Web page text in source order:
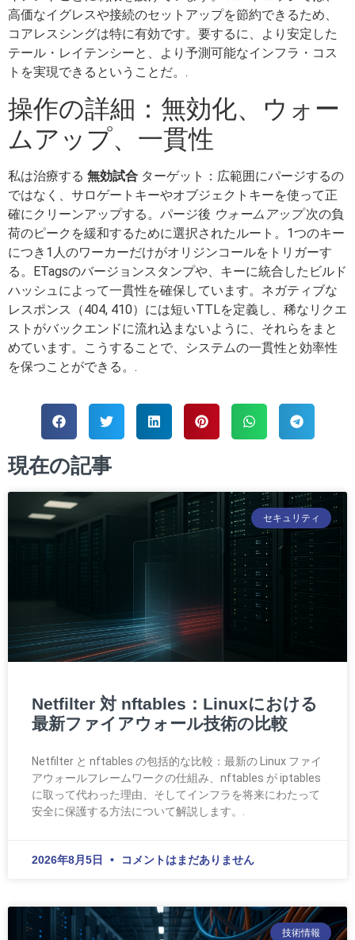
高価なイグレスや接続のセットアップを節約できるため、
コアレスシングは特に有効です。要するに、より安定した
テール・レイテンシーと、より予測可能なインフラ・コス
トを実現できるということだ。.
操作の詳細：無効化、ウォー
ムアップ、一貫性
私は治療する 無効試合 ターゲット：広範囲にパージするの
ではなく、サロゲートキーやオブジェクトキーを使って正
確にクリーンアップする。パージ後 ウォームアップ次の負
荷のピークを緩和するために選択されたルート。1つのキー
につき1人のワーカーだけがオリジンコールをトリガーす
る。ETagsのバージョンスタンプや、キーに統合したビルド
ハッシュによって一貫性を確保しています。ネガティブな
レスポンス（404, 410）には短いTTLを定義し、稀なリクエ
ストがバックエンドに流れ込まないように、それらをまと
めています。こうすることで、システムの一貫性と効率性
を保つことができる。.
現在の記事
セキュリティ
Netfilter 対 nftables：Linuxにおける
最新ファイアウォール技術の比較
Netfilter と nftables の包括的な比較：最新の Linux ファイ
アウォールフレームワークの仕組み、nftables が iptables
に取って代わった理由、そしてインフラを将来にわたって
安全に保護する方法について解説します。.
2026年8月5日 コメントはまだありません
技術情報